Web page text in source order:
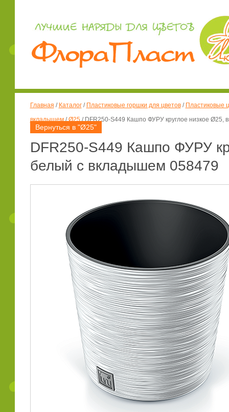
Главная / Каталог/ Пластиковые горшки для цветов/ Пластиковые
вкладышем/Ø25/DFR250-S449 Кашпо ФУРУ круглое низкое Ø25,
Вернуться в "Ø25"
DFR250-S449 Кашпо ФУРУ
белый с вкладышем 058479